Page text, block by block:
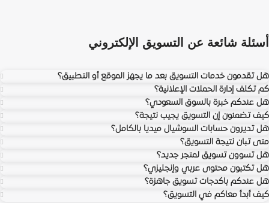
أسئلة شائعة عن التسويق الإلكتروني
هل تقدمون خدمات التسويق بعد ما يجهز الموقع أو التطبيق؟
كم تكلف إدارة الحملات الإعلانية؟
هل عندكم خبرة بالسوق السعودي؟
كيف تضمنون إن التسويق يجيب نتيجة؟
هل تديرون حسابات السوشيال ميديا بالكامل؟
متى تبان نتيجة التسويق؟
هل تسوون تسويق لمتجر جديد؟
هل تكتبون محتوى عربي وإنجليزي؟
هل عندكم باكدجات تسويق جاهزة؟
كيف أبدأ معاكم في التسويق؟